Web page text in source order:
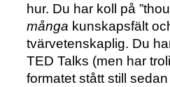
hur. Du har koll på
många kunskapsfält
tvärvetenskaplig. Du
TED Talks (men har
formatet stått still